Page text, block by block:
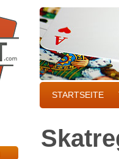
STARTSEITE